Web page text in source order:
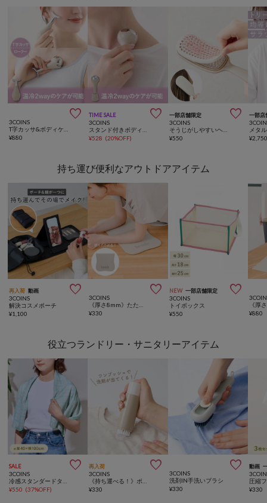

3COINS
¥880
TIME SALE 
3COINS
¥528 (20%OFF)
一部店舗限定 
3COINS
そうじがしやすいヘアブラシ／and us
¥550
一部店
¥
持ち運び便利なアウトドアアイテム
再入荷 動画 
3COINS
解決コスメポーチ
¥1,100

3COINS
¥330
NEW 一部店舗限定 
3COINS
トイボックス
¥550 ¥880
役立つランドリー・サニタリーアイテム
SALE 
3COINS
¥550 (37%OFF)
再入荷 
3COINS
¥330

3COINS
洗剤IN手洗いブラシ
¥330
動画
¥330